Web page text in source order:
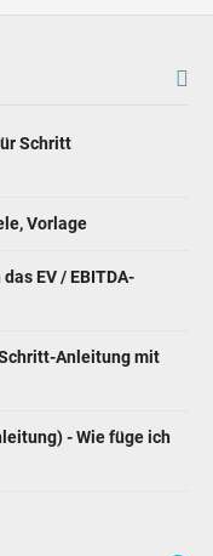
Schritt
Vorlage
EV / EBITDA-
Anleitung mit
- Wie füge ich